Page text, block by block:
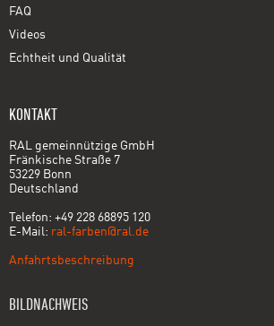
FAQ
Videos
Echtheit und Qualität
KONTAKT
RAL gemeinnützige GmbH
Fränkische Straße 7
53229 Bonn
Deutschland
Telefon: +49 228 68895 120
E-Mail: ral-farben@ral.de
Anfahrtsbeschreibung
BILDNACHWEIS